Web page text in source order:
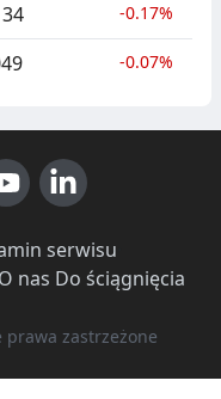
-0.17%
-0.07%
serwisu
O nas Do ściągnięcia
prawa zastrzeżone